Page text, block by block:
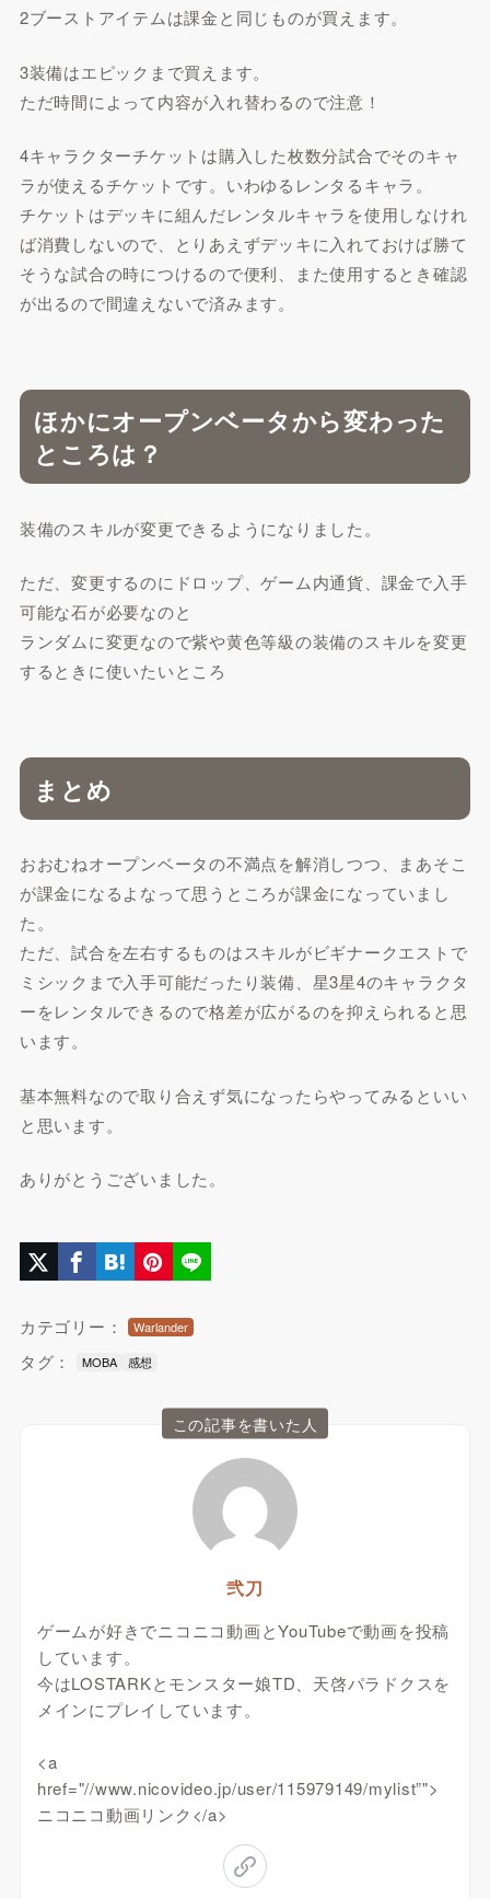
2ブーストアイテムは課金と同じものが買えます。
3装備はエピックまで買えます。
ただ時間によって内容が入れ替わるので注意！
4キャラクターチケットは購入した枚数分試合でそのキャ
ラが使えるチケットです。いわゆるレンタるキャラ。
チケットはデッキに組んだレンタルキャラを使用しなけれ
ば消費しないので、とりあえずデッキに入れておけば勝て
そうな試合の時につけるので便利、また使用するとき確認
が出るので間違えないで済みます。
ほかにオープンベータから変わった
ところは？
装備のスキルが変更できるようになりました。
ただ、変更するのにドロップ、ゲーム内通貨、課金で入手
可能な石が必要なのと
ランダムに変更なので紫や黄色等級の装備のスキルを変更
するときに使いたいところ
まとめ
おおむねオープンベータの不満点を解消しつつ、まあそこ
が課金になるよなって思うところが課金になっていまし
た。
ただ、試合を左右するものはスキルがビギナークエストで
ミシックまで入手可能だったり装備、星3星4のキャラクタ
ーをレンタルできるので格差が広がるのを抑えられると思
います。
基本無料なので取り合えず気になったらやってみるといい
と思います。
ありがとうございました。
カテゴリー： Warlander
タグ： MOBA 感想
この記事を書いた人
弐刀
ゲームが好きでニコニコ動画とYouTubeで動画を投稿
しています。
今はLOSTARKとモンスター娘TD、天啓パラドクスを
メインにプレイしています。
<a
href="//www.nicovideo.jp/user/115979149/mylist”">
ニコニコ動画リンク</a>